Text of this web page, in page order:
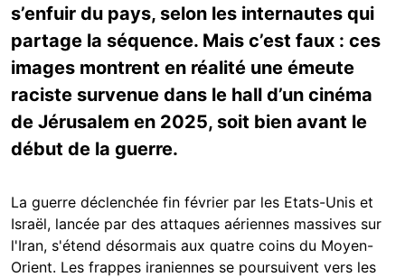
s’enfuir du pays, selon les internautes qui
partage la séquence. Mais c’est faux : ces
images montrent en réalité une émeute
raciste survenue dans le hall d’un cinéma
de Jérusalem en 2025, soit bien avant le
début de la guerre.
La guerre déclenchée fin février par les Etats-Unis et
Israël, lancée par des attaques aériennes massives sur
l'Iran, s'étend désormais aux quatre coins du Moyen-
Orient. Les frappes iraniennes se poursuivent vers les